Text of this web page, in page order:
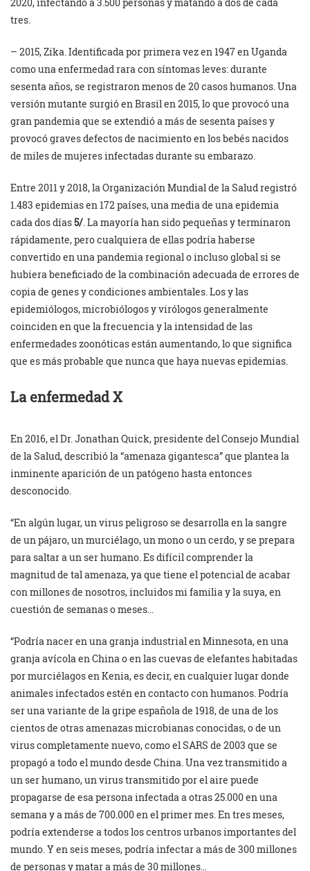
tres.
– 2015, Zika. Identificada por primera vez en 1947 en Uganda
como una enfermedad rara con síntomas leves: durante
sesenta años, se registraron menos de 20 casos humanos. Una
versión mutante surgió en Brasil en 2015, lo que provocó una
gran pandemia que se extendió a más de sesenta países y
provocó graves defectos de nacimiento en los bebés nacidos
de miles de mujeres infectadas durante su embarazo.
Entre 2011 y 2018, la Organización Mundial de la Salud registró
1.483 epidemias en 172 países, una media de una epidemia
cada dos días5/. La mayoría han sido pequeñas y terminaron
rápidamente, pero cualquiera de ellas podría haberse
convertido en una pandemia regional o incluso global si se
hubiera beneficiado de la combinación adecuada de errores de
copia de genes y condiciones ambientales. Los y las
epidemiólogos, microbiólogos y virólogos generalmente
coinciden en que la frecuencia y la intensidad de las
enfermedades zoonóticas están aumentando, lo que significa
que es más probable que nunca que haya nuevas epidemias.
La enfermedad X
En 2016, el Dr. Jonathan Quick, presidente del Consejo Mundial
de la Salud, describió la “amenaza gigantesca” que plantea la
inminente aparición de un patógeno hasta entonces
desconocido.
“En algún lugar, un virus peligroso se desarrolla en la sangre
de un pájaro, un murciélago, un mono o un cerdo, y se prepara
para saltar a un ser humano. Es difícil comprender la
magnitud de tal amenaza, ya que tiene el potencial de acabar
con millones de nosotros, incluidos mi familia y la suya, en
cuestión de semanas o meses…
“Podría nacer en una granja industrial en Minnesota, en una
granja avícola en China o en las cuevas de elefantes habitadas
por murciélagos en Kenia, es decir, en cualquier lugar donde
animales infectados estén en contacto con humanos. Podría
ser una variante de la gripe española de 1918, de una de los
cientos de otras amenazas microbianas conocidas, o de un
virus completamente nuevo, como el SARS de 2003 que se
propagó a todo el mundo desde China. Una vez transmitido a
un ser humano, un virus transmitido por el aire puede
propagarse de esa persona infectada a otras 25.000 en una
semana y a más de 700.000 en el primer mes. En tres meses,
podría extenderse a todos los centros urbanos importantes del
mundo. Y en seis meses, podría infectar a más de 300 millones
de personas y matar a más de 30 millones…